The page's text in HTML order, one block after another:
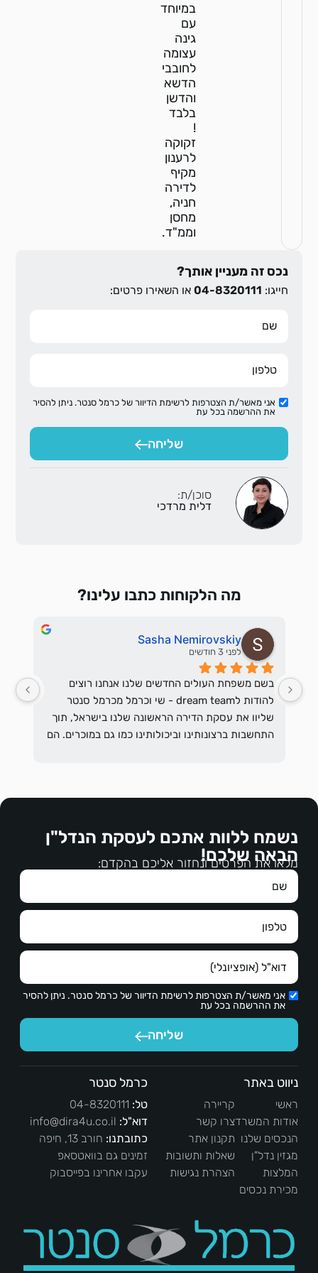
במיוחד
עם
גינה
עצומה
לחובבי
הדשא
והדשן
בלבד
זקוקה
לרענון
מקיף
לדירה
חניה,
מחסן
וממ"ד.
נכס זה מעניין אותך?
חייגו: 04-8320111או השאירו פרטים:
אני מאשר/ת הצטרפות לרשימת הדיוור של כרמל סנטר. ניתן להסיר
את ההרשמה בכל עת
שליחה
סוכן/ת:
דלית מרדכי
מה הלקוחות כתבו עלינו?
Sasha Nemirovskiy
לפני 3 חודשים
בשם משפחת העולים החדשים שלנו אנחנו רוצים
להודות לdream team - שי וכרמל מכרמל סנטר
שליוו את עסקת הדירה הראשונה שלנו בישראל, תוך
התחשבות ברצונותינו וביכולותינו כמו גם במוכרים. הם
נשמח ללוות אתכם לעסקת הנדל"ן
הבאה שלכם!
מלאו את הפרטים ונחזור אליכם בהקדם:
אני מאשר/ת הצטרפות לרשימת הדיוור של כרמל סנטר. ניתן להסיר
את ההרשמה בכל עת
שליחה
ניווט באתר
ראשי
אודות המשרד
הנכסים שלנו
מגזין נדל"ן
המלצות
מכירת נכסים
קריירה
צרו קשר
תקנון אתר
שאלות ותשובות
הצהרת נגישות
כרמל סנטר
טל:04-8320111
דוא"ל:info@dira4u.co.il
כתובתנו:חורב 13, חיפה
זמינים גם בוואטסאפ
עקבו אחרינו בפייסבוק